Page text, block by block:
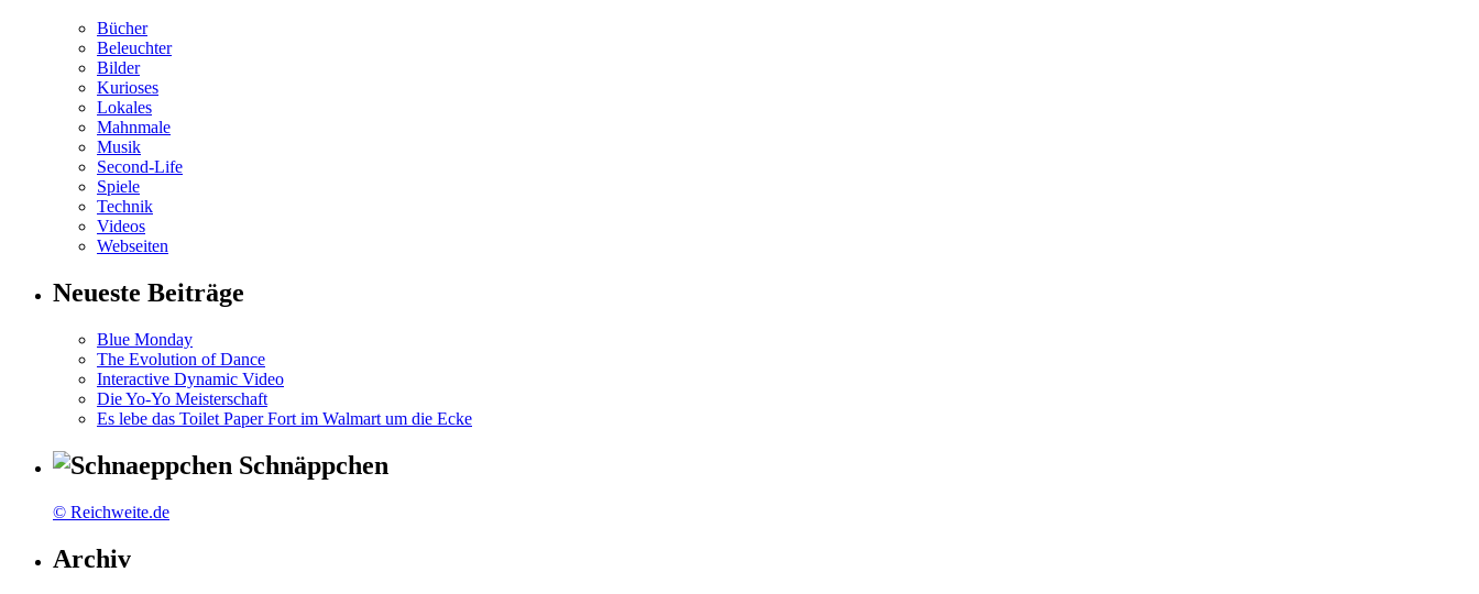
Bücher
Beleuchter
Bilder
Kurioses
Lokales
Mahnmale
Musik
Second-Life
Spiele
Technik
Videos
Webseiten
Neueste Beiträge
Blue Monday
The Evolution of Dance
Interactive Dynamic Video
Die Yo-Yo Meisterschaft
Es lebe das Toilet Paper Fort im Walmart um die Ecke
Schnäppchen
© Reichweite.de
Archiv